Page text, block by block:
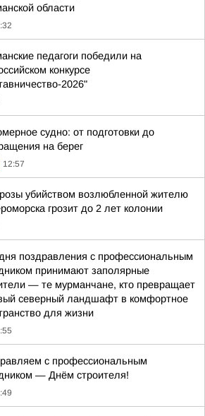
области
педагоги победили на
конкурсе
2026"
судно: от подготовки до
на берег
12:57
убийством возлюбленной жителю
грозит до 2 лет колонии
поздравления с профессиональным
принимают заполярные
— те мурманчане, кто превращает
северный ландшафт в комфортное
для жизни
с профессиональным
— Днём строителя!